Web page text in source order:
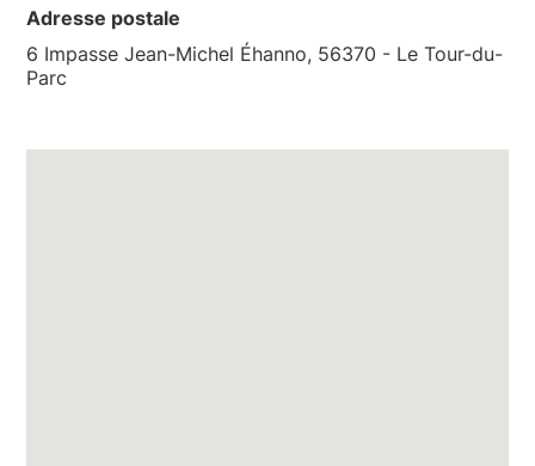
Adresse postale
6 Impasse Jean-Michel Éhanno, 56370 - Le Tour-du-
Parc